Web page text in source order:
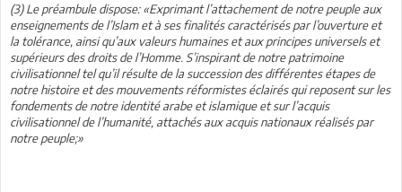
(3) Le préambule dispose: «Exprimant l’attachement de notre peuple aux
enseignements de l’Islam et à ses finalités caractérisés par l’ouverture et
la tolérance, ainsi qu’aux valeurs humaines et aux principes universels et
supérieurs des droits de l’Homme. S’inspirant de notre patrimoine
civilisationnel tel qu’il résulte de la succession des différentes étapes de
notre histoire et des mouvements réformistes éclairés qui reposent sur les
fondements de notre identité arabe et islamique et sur l’acquis
civilisationnel de l’humanité, attachés aux acquis nationaux réalisés par
notre peuple;»